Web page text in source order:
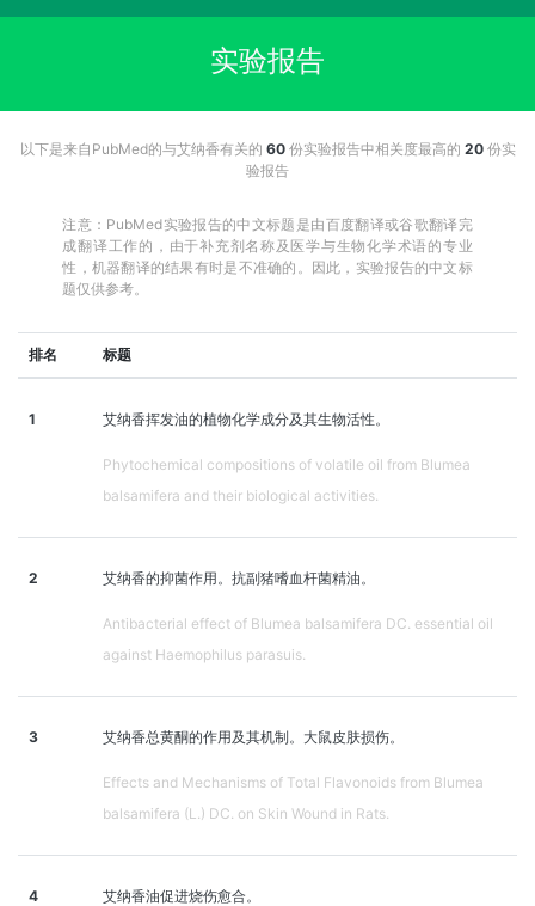
实验报告
以下是来自PubMed的与艾纳香有关的 60份实验报告中相关度最高的 20份实
验报告
注意：PubMed实验报告的中文标题是由百度翻译或谷歌翻译完
成翻译工作的，由于补充剂名称及医学与生物化学术语的专业
性，机器翻译的结果有时是不准确的。因此，实验报告的中文标
题仅供参考。
排名 标题
1 艾纳香挥发油的植物化学成分及其生物活性。
Phytochemical compositions of volatile oil from Blumea
balsamifera and their biological activities.
2 艾纳香的抑菌作用。抗副猪嗜血杆菌精油。
Antibacterial effect of Blumea balsamifera DC. essential oil
against Haemophilus parasuis.
3 艾纳香总黄酮的作用及其机制。大鼠皮肤损伤。
Effects and Mechanisms of Total Flavonoids from Blumea
balsamifera (L.) DC. on Skin Wound in Rats.
4 艾纳香油促进烧伤愈合。